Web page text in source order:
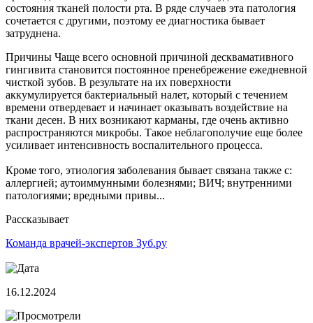
состояния тканей полости рта. В ряде случаев эта патология
сочетается с другими, поэтому ее диагностика бывает
затруднена.
Причины Чаще всего основной причиной десквамативного
гингивита становится постоянное пренебрежение ежедневной
чисткой зубов. В результате на их поверхности
аккумулируется бактериальный налет, который с течением
времени отвердевает и начинает оказывать воздействие на
ткани десен. В них возникают карманы, где очень активно
распространяются микробы. Такое неблагополучие еще более
усиливает интенсивность воспалительного процесса.
Кроме того, этиология заболевания бывает связана также с:
аллергией; аутоиммунными болезнями; ВИЧ; внутренними
патологиями; вредными привы...
Рассказывает
Команда врачей-экспертов Зуб.ру
16.12.2024